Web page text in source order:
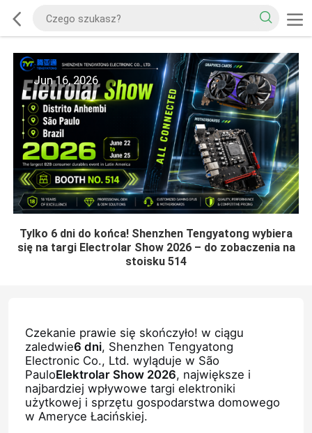
Jun 16, 2026
Tylko 6 dni do końca! Shenzhen Tengyatong wybiera
się na targi Electrolar Show 2026 – do zobaczenia na
stoisku 514
Czekanie prawie się skończyło! w ciągu
zaledwie6 dni, Shenzhen Tengyatong
Electronic Co., Ltd. wyląduje w São
PauloElektrolar Show 2026, największe i
najbardziej wpływowe targi elektroniki
użytkowej i sprzętu gospodarstwa domowego
w Ameryce Łacińskiej.